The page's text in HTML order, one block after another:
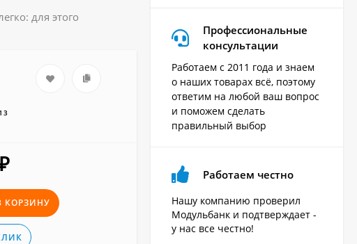
для этого
КОРЗИНУ
Профессиональные
консультации
Работаем с 2011 года и знаем
о наших товарах всё, поэтому
ответим на любой ваш вопрос
и поможем сделать
правильный выбор
Работаем честно
Нашу компанию проверил
Модульбанк и подтверждает -
у нас все честно!